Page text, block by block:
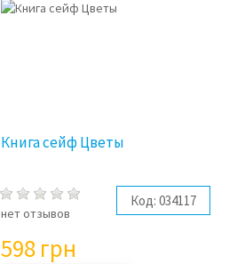
Книга сейф Цветы
нет отзывов
Код: 034117
598 грн